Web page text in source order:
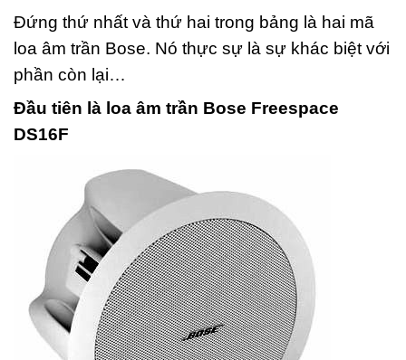
Đứng thứ nhất và thứ hai trong bảng là hai mã
loa âm trần Bose. Nó thực sự là sự khác biệt với
phần còn lại…
Đầu tiên là loa âm trần Bose Freespace
DS16F